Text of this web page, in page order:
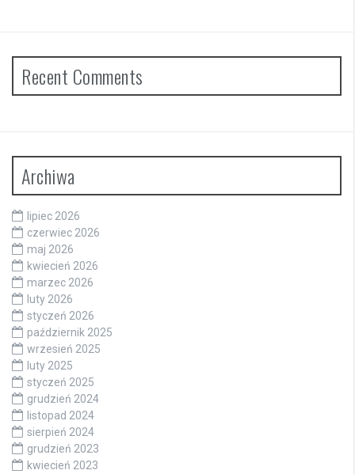
Recent Comments
Archiwa
lipiec 2026
czerwiec 2026
maj 2026
kwiecień 2026
marzec 2026
luty 2026
styczeń 2026
październik 2025
wrzesień 2025
luty 2025
styczeń 2025
grudzień 2024
listopad 2024
sierpień 2024
grudzień 2023
kwiecień 2023